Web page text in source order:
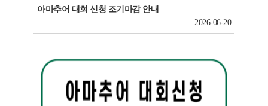
아마추어 대회 신청 조기마감 안내
2026-06-20